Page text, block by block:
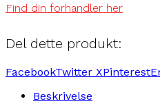
Find din forhandler her
Del dette produkt:
FacebookTwitter XPinterest
Beskrivelse